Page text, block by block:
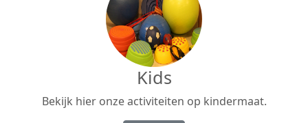
Kids
Bekijk hier onze activiteiten op kindermaat.